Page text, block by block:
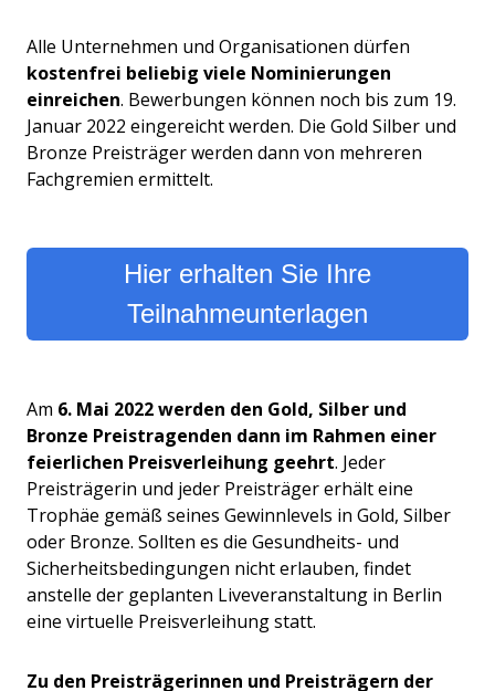
Alle Unternehmen und Organisationen dürfen
kostenfrei beliebig viele Nominierungen
einreichen. Bewerbungen können noch bis zum 19.
Januar 2022 eingereicht werden. Die Gold Silber und
Bronze Preisträger werden dann von mehreren
Fachgremien ermittelt.
Hier erhalten Sie Ihre
Teilnahmeunterlagen
Am 6. Mai 2022 werden den Gold, Silber und
Bronze Preistragenden dann im Rahmen einer
feierlichen Preisverleihung geehrt. Jeder
Preisträgerin und jeder Preisträger erhält eine
Trophäe gemäß seines Gewinnlevels in Gold, Silber
oder Bronze. Sollten es die Gesundheits- und
Sicherheitsbedingungen nicht erlauben, findet
anstelle der geplanten Liveveranstaltung in Berlin
eine virtuelle Preisverleihung statt.
Zu den Preisträgerinnen und Preisträgern der